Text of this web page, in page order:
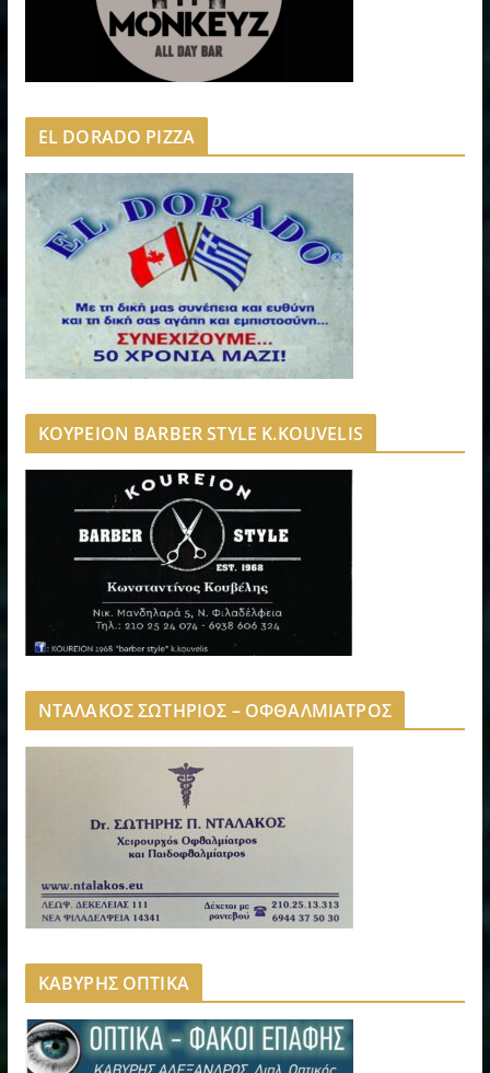
EL DORADO PIZZA
ΚΟΥΡΕΙΟΝ BARBER STYLE K.KOUVELIS
ΝΤΑΛΑΚΟΣ ΣΩΤΗΡΙΟΣ – ΟΦΘΑΛΜΙΑΤΡΟΣ
ΚΑΒΥΡΗΣ ΟΠΤΙΚΑ